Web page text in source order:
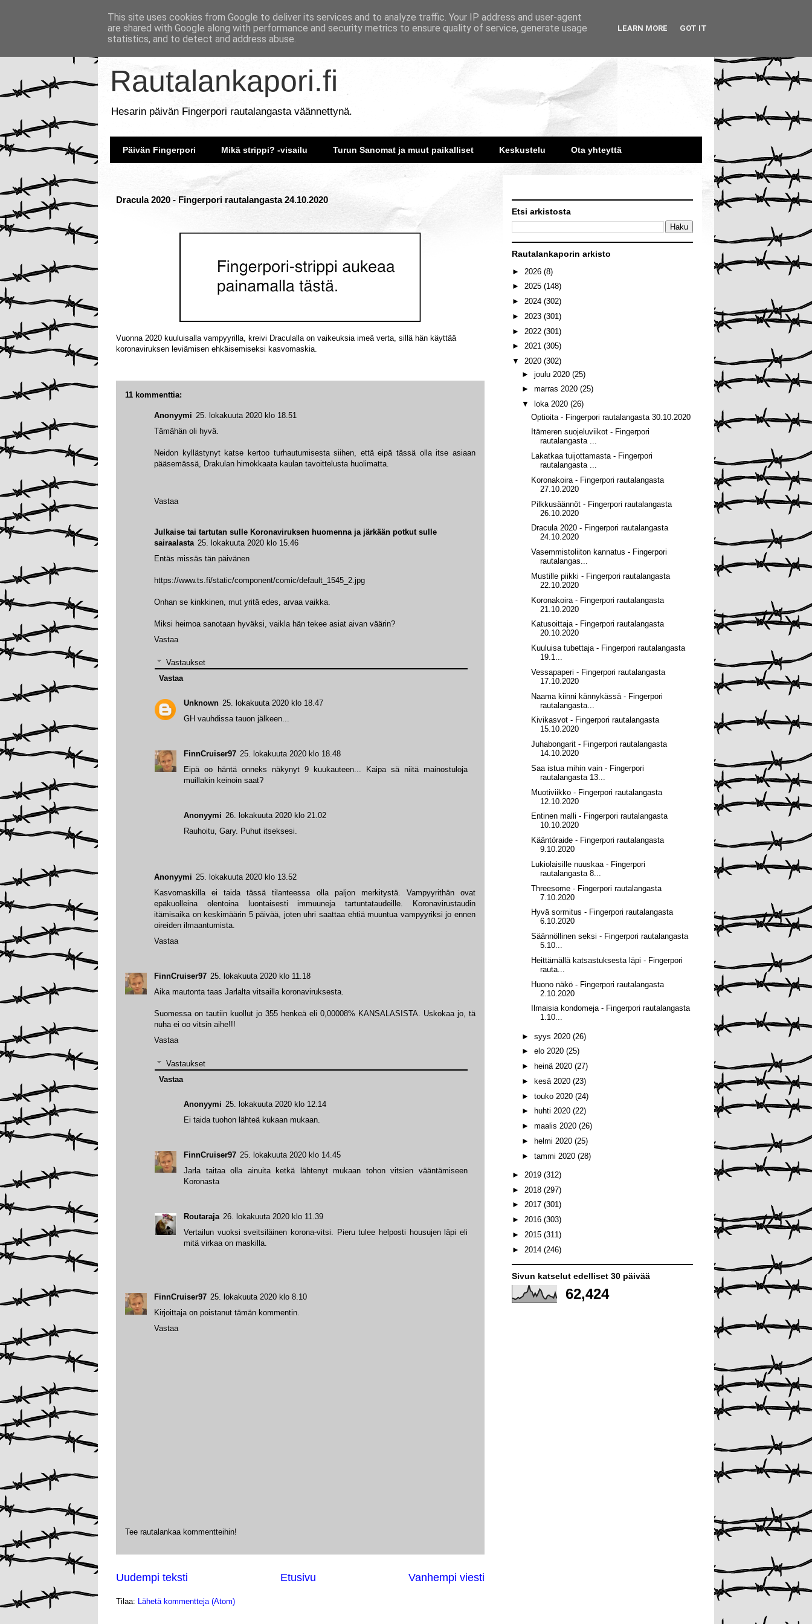
Rautalankapori.fi
Hesarin päivän Fingerpori rautalangasta väännettynä.
Päivän Fingerpori Mikä strippi? -visailu Turun Sanomat ja muut paikalliset Keskustelu Ota yhteyttä
Dracula 2020 - Fingerpori rautalangasta 24.10.2020
Vuonna 2020 kuuluisalla vampyyrilla, kreivi Draculalla on vaikeuksia imeä verta, sillä hän käyttää
koronaviruksen leviämisen ehkäisemiseksi kasvomaskia.
11 kommenttia:
FinnCruiser97 25. lokakuuta 2020 klo 8.10
Kirjoittaja on poistanut tämän kommentin.
Vastaa
FinnCruiser97 25. lokakuuta 2020 klo 11.18
Aika mautonta taas Jarlalta vitsailla koronaviruksesta.
Suomessa on tautiin kuollut jo 355 henkeä eli 0,00008% KANSALASISTA. Uskokaa jo, tä
nuha ei oo vitsin aihe!!!
Vastaa
Vastaukset
Anonyymi 25. lokakuuta 2020 klo 12.14
Ei taida tuohon lähteä kukaan mukaan.
FinnCruiser97 25. lokakuuta 2020 klo 14.45
Jarla taitaa olla ainuita ketkä lähtenyt mukaan tohon vitsien vääntämiseen
Koronasta
Routaraja 26. lokakuuta 2020 klo 11.39
Vertailun vuoksi sveitsiläinen korona-vitsi. Pieru tulee helposti housujen läpi eli
mitä virkaa on maskilla.
Vastaa
Anonyymi 25. lokakuuta 2020 klo 13.52
Kasvomaskilla ei taida tässä tilanteessa olla paljon merkitystä. Vampyyrithän ovat
epäkuolleina olentoina luontaisesti immuuneja tartuntataudeille. Koronavirustaudin
itämisaika on keskimäärin 5 päivää, joten uhri saattaa ehtiä muuntua vampyyriksi jo ennen
oireiden ilmaantumista.
Vastaa
Julkaise tai tartutan sulle Koronaviruksen huomenna ja järkään potkut sulle
sairaalasta 25. lokakuuta 2020 klo 15.46
Entäs missäs tän päivänen
https://www.ts.fi/static/component/comic/default_1545_2.jpg
Onhan se kinkkinen, mut yritä edes, arvaa vaikka.
Miksi heimoa sanotaan hyväksi, vaikla hän tekee asiat aivan väärin?
Vastaa
Vastaukset
Unknown 25. lokakuuta 2020 klo 18.47
GH vauhdissa tauon jälkeen...
FinnCruiser97 25. lokakuuta 2020 klo 18.48
Eipä oo häntä onneks näkynyt 9 kuukauteen... Kaipa sä niitä mainostuloja
muillakin keinoin saat?
Anonyymi 26. lokakuuta 2020 klo 21.02
Rauhoitu, Gary. Puhut itseksesi.
Vastaa
Anonyymi 25. lokakuuta 2020 klo 18.51
Tämähän oli hyvä.
Neidon kyllästynyt katse kertoo turhautumisesta siihen, että eipä tässä olla itse asiaan
pääsemässä, Drakulan himokkaata kaulan tavoittelusta huolimatta.
Vastaa
Tee rautalankaa kommentteihin!
Uudempi teksti Vanhempi viesti
Etusivu
Tilaa: Lähetä kommentteja (Atom)
Etsi arkistosta
Rautalankaporin arkisto
► 2026 (8)
► 2025 (148)
► 2024 (302)
► 2023 (301)
► 2022 (301)
► 2021 (305)
▼ 2020 (302)
► joulu 2020 (25)
► marras 2020 (25)
▼
loka 2020 (26)
Optioita - Fingerpori rautalangasta 30.10.2020
Itämeren suojeluviikot - Fingerpori
rautalangasta ...
Lakatkaa tuijottamasta - Fingerpori
rautalangasta ...
Koronakoira - Fingerpori rautalangasta
27.10.2020
Pilkkusäännöt - Fingerpori rautalangasta
26.10.2020
Dracula 2020 - Fingerpori rautalangasta
24.10.2020
Vasemmistoliiton kannatus - Fingerpori
rautalangas...
Mustille piikki - Fingerpori rautalangasta
22.10.2020
Koronakoira - Fingerpori rautalangasta
21.10.2020
Katusoittaja - Fingerpori rautalangasta
20.10.2020
Kuuluisa tubettaja - Fingerpori rautalangasta
19.1...
Vessapaperi - Fingerpori rautalangasta
17.10.2020
Naama kiinni kännykässä - Fingerpori
rautalangasta...
Kivikasvot - Fingerpori rautalangasta
15.10.2020
Juhabongarit - Fingerpori rautalangasta
14.10.2020
Saa istua mihin vain - Fingerpori
rautalangasta 13...
Muotiviikko - Fingerpori rautalangasta
12.10.2020
Entinen malli - Fingerpori rautalangasta
10.10.2020
Kääntöraide - Fingerpori rautalangasta
9.10.2020
Lukiolaisille nuuskaa - Fingerpori
rautalangasta 8...
Threesome - Fingerpori rautalangasta
7.10.2020
Hyvä sormitus - Fingerpori rautalangasta
6.10.2020
Säännöllinen seksi - Fingerpori rautalangasta
5.10...
Heittämällä katsastuksesta läpi - Fingerpori
rauta...
Huono näkö - Fingerpori rautalangasta
2.10.2020
Ilmaisia kondomeja - Fingerpori rautalangasta
1.10...
► syys 2020 (26)
► elo 2020 (25)
►
heinä 2020 (27)
►
kesä 2020 (23)
► touko 2020 (24)
►
huhti 2020 (22)
► maalis 2020 (26)
►
helmi 2020 (25)
► tammi 2020 (28)
► 2019 (312)
► 2018 (297)
► 2017 (301)
► 2016 (303)
► 2015 (311)
► 2014 (246)
Sivun katselut edelliset 30 päivää
62,424
This site uses cookies from Google to deliver its services and to analyze traffic. Your IP address and user-agent
are shared with Google along with performance and security metrics to ensure quality of service, generate usage
statistics, and to detect and address abuse.
LEARN MORE GOT IT